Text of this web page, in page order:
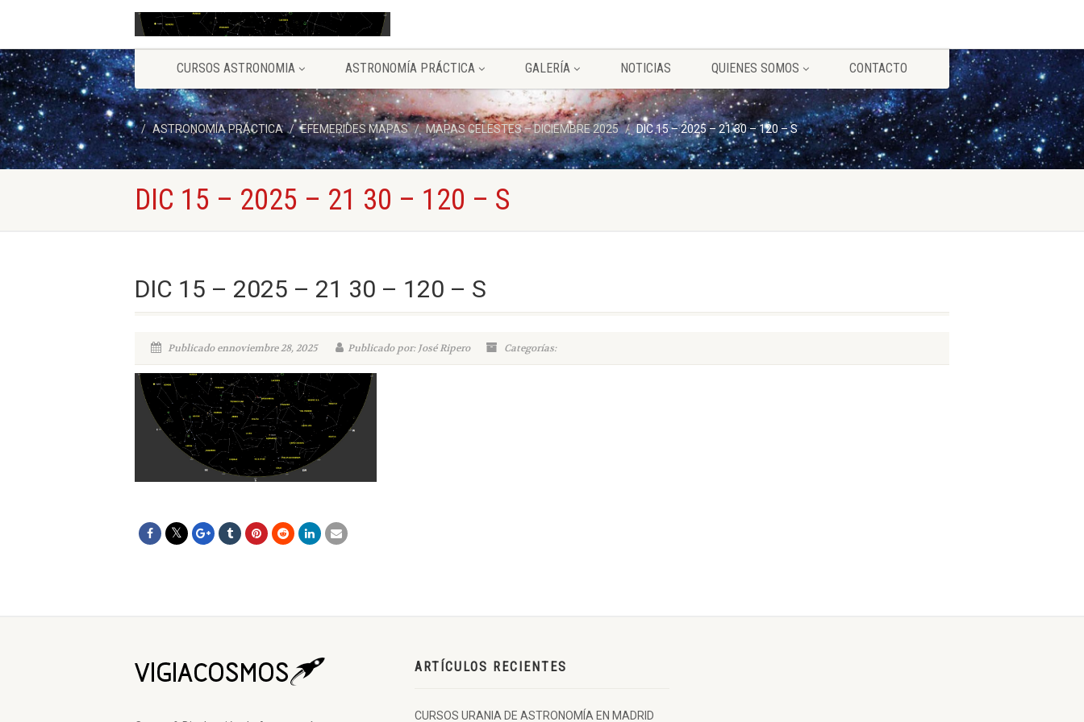
CURSOS ASTRONOMIA ASTRONOMÍA PRÁCTICA GALERÍA NOTICIAS QUIENES SOMOS CONTACTO
ASTRONOMÍA PRÁCTICA EFEMERIDES MAPAS MAPAS CELESTES – DICIEMBRE 2025 DIC 15 – 2025 – 21 30 – 120 – S
DIC 15 – 2025 – 21 30 – 120 – S
DIC 15 – 2025 – 21 30 – 120 – S
Publicado ennoviembre 28, 2025 Publicado por: José Ripero Categorías:
ARTÍCULOS RECIENTES
CURSOS URANIA DE ASTRONOMÍA EN MADRID